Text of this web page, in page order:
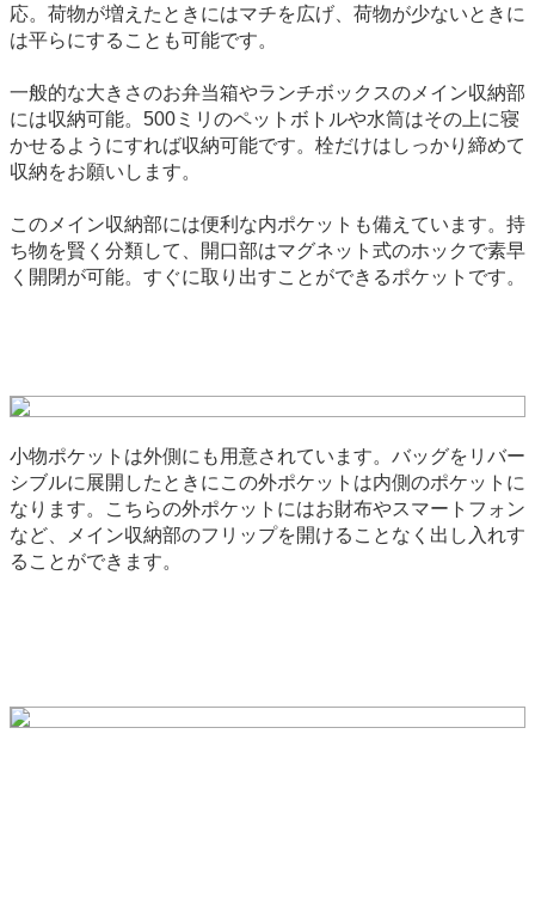
応。荷物が増えたときにはマチを広げ、荷物が少ないときに
は平らにすることも可能です。
一般的な大きさのお弁当箱やランチボックスのメイン収納部
には収納可能。500ミリのペットボトルや水筒はその上に寝
かせるようにすれば収納可能です。栓だけはしっかり締めて
収納をお願いします。
このメイン収納部には便利な内ポケットも備えています。持
ち物を賢く分類して、開口部はマグネット式のホックで素早
く開閉が可能。すぐに取り出すことができるポケットです。
小物ポケットは外側にも用意されています。バッグをリバー
シブルに展開したときにこの外ポケットは内側のポケットに
なります。こちらの外ポケットにはお財布やスマートフォン
など、メイン収納部のフリップを開けることなく出し入れす
ることができます。